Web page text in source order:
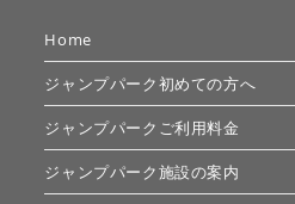
Home
ジャンプパーク初めての方へ
ジャンプパークご利用料金
ジャンプパーク施設の案内